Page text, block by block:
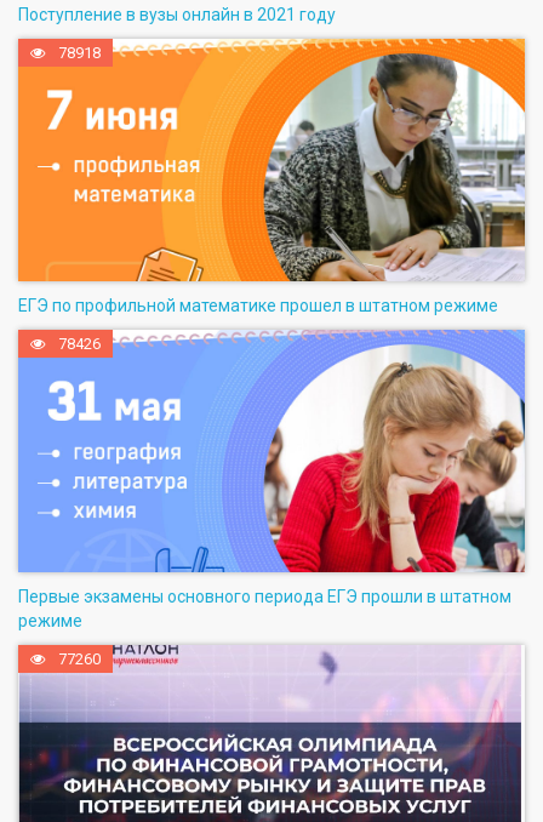
Поступление в вузы онлайн в 2021 году
78918
ЕГЭ по профильной математике прошел в штатном режиме
78426
Первые экзамены основного периода ЕГЭ прошли в штатном
режиме
77260